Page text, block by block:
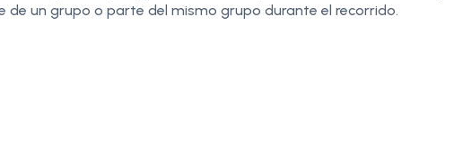
de un grupo o parte del mismo grupo durante el recorrido.